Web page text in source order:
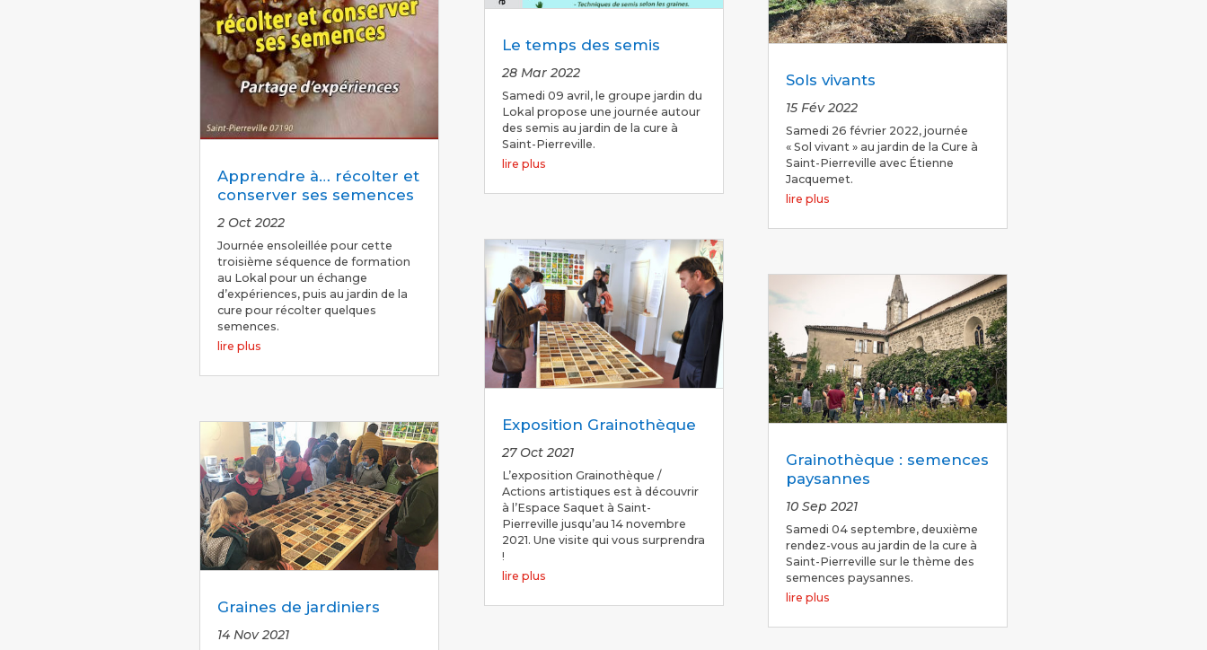
Apprendre à… récolter et
conserver ses semences
2 Oct 2022
Journée ensoleillée pour cette
troisième séquence de formation
au Lokal pour un échange
d’expériences, puis au jardin de la
cure pour récolter quelques
semences.
lire plus
Graines de jardiniers
14 Nov 2021
Le temps des semis
28 Mar 2022
Samedi 09 avril, le groupe jardin du
Lokal propose une journée autour
des semis au jardin de la cure à
Saint-Pierreville.
lire plus
Exposition Grainothèque
27 Oct 2021
L’exposition Grainothèque /
Actions artistiques est à découvrir
à l’Espace Saquet à Saint-
Pierreville jusqu’au 14 novembre
2021. Une visite qui vous surprendra
!
lire plus
Sols vivants
15 Fév 2022
Samedi 26 février 2022, journée
« Sol vivant » au jardin de la Cure à
Saint-Pierreville avec Étienne
Jacquemet.
lire plus
Grainothèque : semences
paysannes
10 Sep 2021
Samedi 04 septembre, deuxième
rendez-vous au jardin de la cure à
Saint-Pierreville sur le thème des
semences paysannes.
lire plus